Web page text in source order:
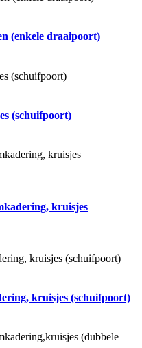
(enkele draaipoort)
(schuifpoort)
kruisjes
kruisjes (schuifpoort)